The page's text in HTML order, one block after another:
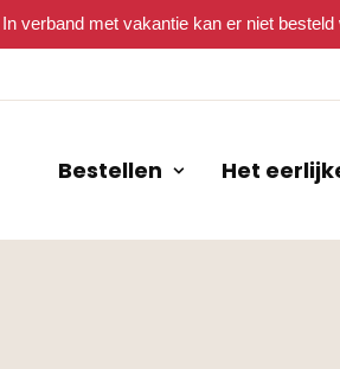
In verband met vakantie kan er niet
Bestellen Het